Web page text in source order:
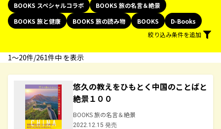
BOOKS スペシャルコラボ
BOOKS 旅の名言＆絶景
BOOKS 旅と健康
BOOKS 旅の読み物 BOOKS
D-Books
絞り込み条件を追加
1〜20件/261件中 を表示
悠久の教えをひもとく中国のことばと
絶景１００
BOOKS 旅の名言＆絶景
2022.12.15 発売